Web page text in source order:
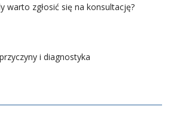
warto zgłosić się na konsultację?
i diagnostyka